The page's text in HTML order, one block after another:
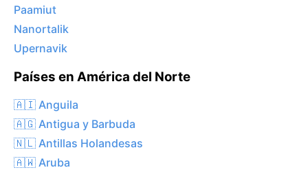
Paamiut
Nanortalik
Upernavik
Países en América del Norte
🇦🇮 Anguila
🇦🇬 Antigua y Barbuda
🇳🇱 Antillas Holandesas
🇦🇼 Aruba